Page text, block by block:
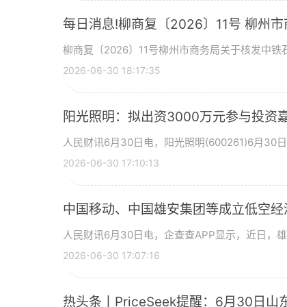
每日消息!柳商复〔2026〕11号 柳州
区南区加油站等2座加油站成品油零售
柳商复〔2026〕11号柳州市商务局关于核发中铁
2026-06-30 18:17:35
阳光照明：拟出资3000万元参与投资
人民财讯6月30日电，阳光照明(600261)6月30
2026-06-30 17:10:13
中国移动、中国雄安集团等成立低空
人民财讯6月30日电，企查查APP显示，近日，
2026-06-30 17:07:16
热头条丨PriceSeek提醒：6月30日山